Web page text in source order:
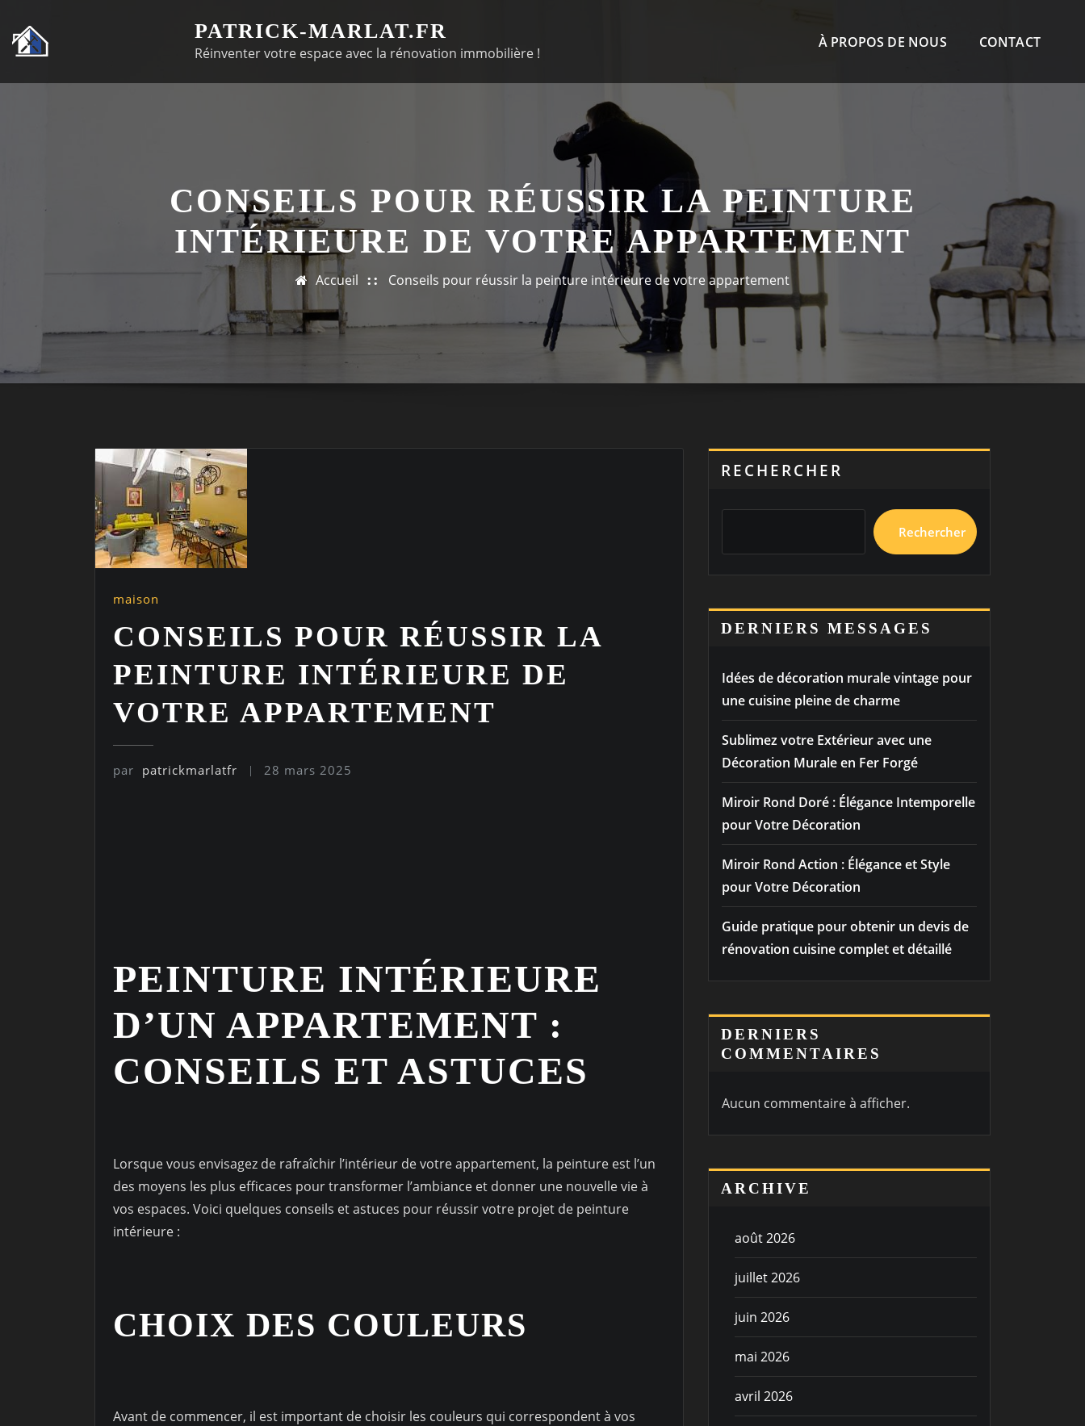
au
contenu
PATRICK-MARLAT.FR
Réinventer votre espace avec la rénovation immobilière !
À PROPOS DE NOUS CONTACT
CONSEILS POUR RÉUSSIR LA PEINTURE
INTÉRIEURE DE VOTRE APPARTEMENT
Accueil Conseils pour réussir la peinture intérieure de votre appartement
maison
CONSEILS POUR RÉUSSIR LA
PEINTURE INTÉRIEURE DE
VOTRE APPARTEMENT
par patrickmarlatfr 28 mars 2025
PEINTURE INTÉRIEURE
D’UN APPARTEMENT :
CONSEILS ET ASTUCES
Lorsque vous envisagez de rafraîchir l’intérieur de votre appartement, la peinture est l’un
des moyens les plus efficaces pour transformer l’ambiance et donner une nouvelle vie à
vos espaces. Voici quelques conseils et astuces pour réussir votre projet de peinture
intérieure :
CHOIX DES COULEURS
Avant de commencer, il est important de choisir les couleurs qui correspondent à vos
RECHERCHER
Rechercher
DERNIERS MESSAGES
Idées de décoration murale vintage pour
une cuisine pleine de charme
Sublimez votre Extérieur avec une
Décoration Murale en Fer Forgé
Miroir Rond Doré : Élégance Intemporelle
pour Votre Décoration
Miroir Rond Action : Élégance et Style
pour Votre Décoration
Guide pratique pour obtenir un devis de
rénovation cuisine complet et détaillé
DERNIERS
COMMENTAIRES
Aucun commentaire à afficher.
ARCHIVE
août 2026
juillet 2026
juin 2026
mai 2026
avril 2026